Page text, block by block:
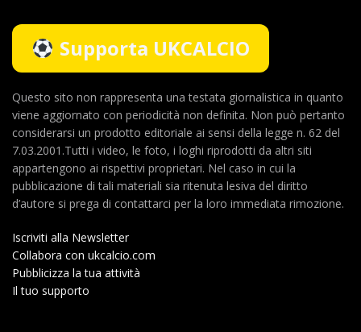
Supporta UKCALCIO
Questo sito non rappresenta una testata giornalistica in quanto
viene aggiornato con periodicità non definita. Non può pertanto
considerarsi un prodotto editoriale ai sensi della legge n. 62 del
7.03.2001.Tutti i video, le foto, i loghi riprodotti da altri siti
appartengono ai rispettivi proprietari. Nel caso in cui la
pubblicazione di tali materiali sia ritenuta lesiva del diritto
d’autore si prega di contattarci per la loro immediata rimozione.
Iscriviti alla Newsletter
Collabora con ukcalcio.com
Pubblicizza la tua attività
Il tuo supporto